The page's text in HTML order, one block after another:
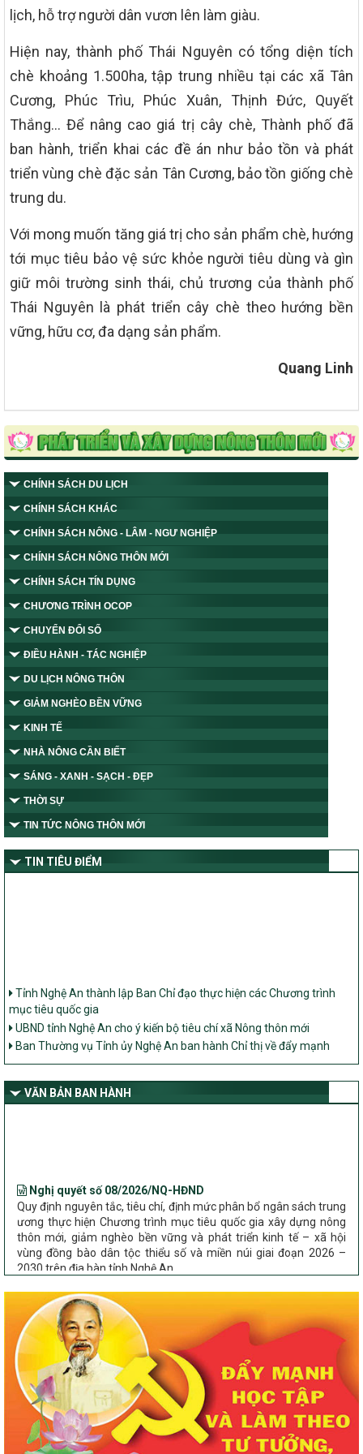
lịch, hỗ trợ người dân vươn lên làm giàu.
Hiện nay, thành phố Thái Nguyên có tổng diện tích
chè khoảng 1.500ha, tập trung nhiều tại các xã Tân
Cương, Phúc Trìu, Phúc Xuân, Thịnh Đức, Quyết
Thắng… Để nâng cao giá trị cây chè, Thành phố đã
ban hành, triển khai các đề án như bảo tồn và phát
triển vùng chè đặc sản Tân Cương, bảo tồn giống chè
trung du.
Với mong muốn tăng giá trị cho sản phẩm chè, hướng
tới mục tiêu bảo vệ sức khỏe người tiêu dùng và gìn
giữ môi trường sinh thái, chủ trương của thành phố
Thái Nguyên là phát triển cây chè theo hướng bền
vững, hữu cơ, đa dạng sản phẩm.
Quang Linh
CHÍNH SÁCH DU LỊCH
CHÍNH SÁCH KHÁC
CHÍNH SÁCH NÔNG - LÂM - NGƯ NGHIỆP
CHÍNH SÁCH NÔNG THÔN MỚI
CHÍNH SÁCH TÍN DỤNG
CHƯƠNG TRÌNH OCOP
CHUYỂN ĐỔI SỐ
ĐIỀU HÀNH - TÁC NGHIỆP
DU LỊCH NÔNG THÔN
GIẢM NGHÈO BỀN VỮNG
KINH TẾ
NHÀ NÔNG CẦN BIẾT
SÁNG - XANH - SẠCH - ĐẸP
THỜI SỰ
TIN TỨC NÔNG THÔN MỚI
TIN TIÊU ĐIỂM
Tỉnh Nghệ An thành lập Ban Chỉ đạo thực hiện các Chương trình
mục tiêu quốc gia
UBND tỉnh Nghệ An cho ý kiến bộ tiêu chí xã Nông thôn mới
Ban Thường vụ Tỉnh ủy Nghệ An ban hành Chỉ thị về đẩy mạnh
thực hiện Chương trình mục tiêu quốc gia xây dựng nông thôn mới,
giảm nghèo bền vững và phát triển kinh tế – xã hội vùng đồng bào
dân tộc thiểu số và miền núi giai đoạn 2026 – 2030 trên địa bàn tỉnh
Nghệ An
VĂN BẢN BAN HÀNH
Quy định nguyên tắc, tiêu chí, định mức phân bổ ngân sách trung
ương thực hiện Chương trình mục tiêu quốc gia xây dựng nông
thôn mới, giảm nghèo bền vững và phát triển kinh tế – xã hội
vùng đồng bào dân tộc thiểu số và miền núi giai đoạn 2026 –
2030 trên địa bàn tỉnh Nghệ An
Chỉ Thị số 22-CT/TU
về đẩy mạnh thực hiện Chương trình mục tiêu quốc gia xây dựng
nông thôn mới, giảm nghèo bền vững và phát triển kinh tế – xã
hội vùng đồng bào dân tộc thiểu số và miền núi giai đoạn 2026 –
2030 trên địa bàn tỉnh Nghệ An
Quyết định số 2490/QĐ-UBND
Về việc thành lập Ban Chỉ đạo Chương trình mục tiều quốc gia xây
dựng nông thôn mới, giảm nghèo bền vững và phát triển kinh tế –
xã hội vùng đồng bào dân tộc thiểu số và miền núi giai đoạn 2026
-2030 tỉnh Nghệ An